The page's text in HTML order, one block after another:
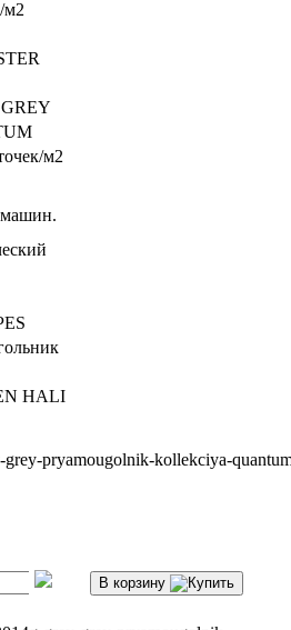
м2
м2
HALI
pryamougolnik-kollekciya-
В корзину